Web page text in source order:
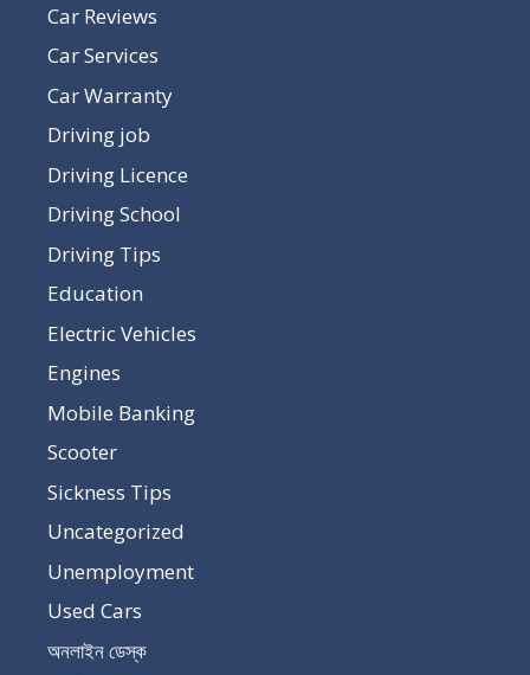
Car Reviews
Car Services
Car Warranty
Driving job
Driving Licence
Driving School
Driving Tips
Education
Electric Vehicles
Engines
Mobile Banking
Scooter
Sickness Tips
Uncategorized
Unemployment
Used Cars
অনলাইন ডেস্ক